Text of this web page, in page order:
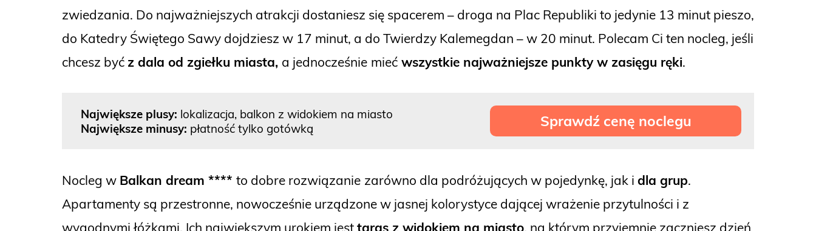
zwiedzania. Do najważniejszych atrakcji dostaniesz się spacerem – droga na Plac Republiki to jedynie 13 minut pieszo,
do Katedry Świętego Sawy dojdziesz w 17 minut, a do Twierdzy Kalemegdan – w 20 minut. Polecam Ci ten nocleg, jeśli
chcesz być z dala od zgiełku miasta, a jednocześnie mieć wszystkie najważniejsze punkty w zasięgu ręki.
Największe plusy: lokalizacja, balkon z widokiem na miasto
Największe minusy: płatność tylko gotówką Sprawdź cenę noclegu
Nocleg w Balkan dream **** to dobre rozwiązanie zarówno dla podróżujących w pojedynkę, jak i dla grup.
Apartamenty są przestronne, nowocześnie urządzone w jasnej kolorystyce dającej wrażenie przytulności i z
wygodnymi łóżkami. Ich największym urokiem jesttaras z widokiem na miasto, na którym przyjemnie zaczniesz dzień